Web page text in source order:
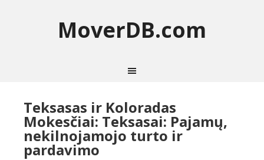
MoverDB.com
Teksasas ir Koloradas
Mokesčiai: Teksasai: Pajamų,
nekilnojamojo turto ir
pardavimo